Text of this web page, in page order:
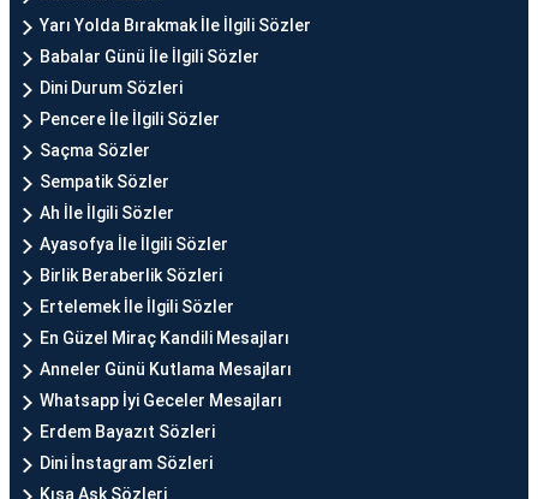
Yarı Yolda Bırakmak İle İlgili Sözler
Babalar Günü İle İlgili Sözler
Dini Durum Sözleri
Pencere İle İlgili Sözler
Saçma Sözler
Sempatik Sözler
Ah İle İlgili Sözler
Ayasofya İle İlgili Sözler
Birlik Beraberlik Sözleri
Ertelemek İle İlgili Sözler
En Güzel Miraç Kandili Mesajları
Anneler Günü Kutlama Mesajları
Whatsapp İyi Geceler Mesajları
Erdem Bayazıt Sözleri
Dini İnstagram Sözleri
Kısa Aşk Sözleri